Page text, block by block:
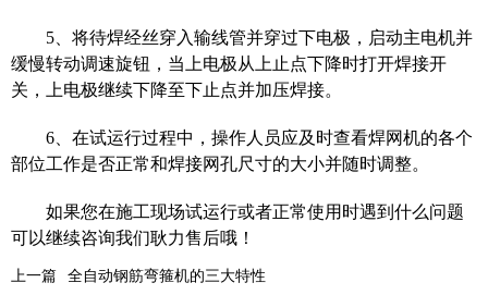
5、 将待焊经丝穿入输线管并穿过下电极，启动主电机并
缓慢转动调速旋钮，当上电极从上止点下降时打开焊接开
关，上电极继续下降至下止点并加压焊接。
6、 在试运行过程中，操作人员应及时查看焊网机的各个
部位工作是否正常和焊接网孔尺寸的大小并随时调整。
如果您在施工现场试运行或者正常使用时遇到什么问题
可以继续咨询我们耿力售后哦！
上一篇 全自动钢筋弯箍机的三大特性